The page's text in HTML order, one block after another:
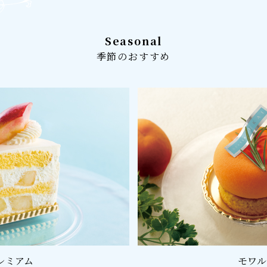
Seasonal
季節のおすすめ
ミアム モワ